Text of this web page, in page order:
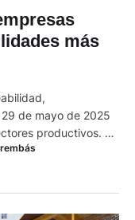
más
de mayo de 2025
productivos. El
jóvenes
de impulsar